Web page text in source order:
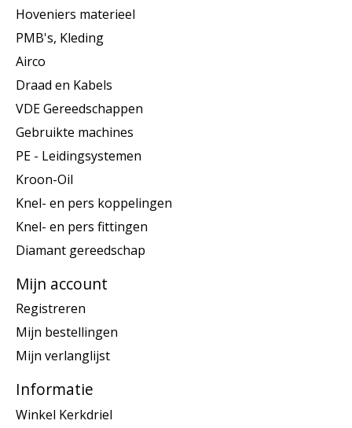
Hoveniers materieel
PMB's, Kleding
Airco
Draad en Kabels
VDE Gereedschappen
Gebruikte machines
PE - Leidingsystemen
Kroon-Oil
Knel- en pers koppelingen
Knel- en pers fittingen
Diamant gereedschap
Mijn account
Registreren
Mijn bestellingen
Mijn verlanglijst
Informatie
Winkel Kerkdriel